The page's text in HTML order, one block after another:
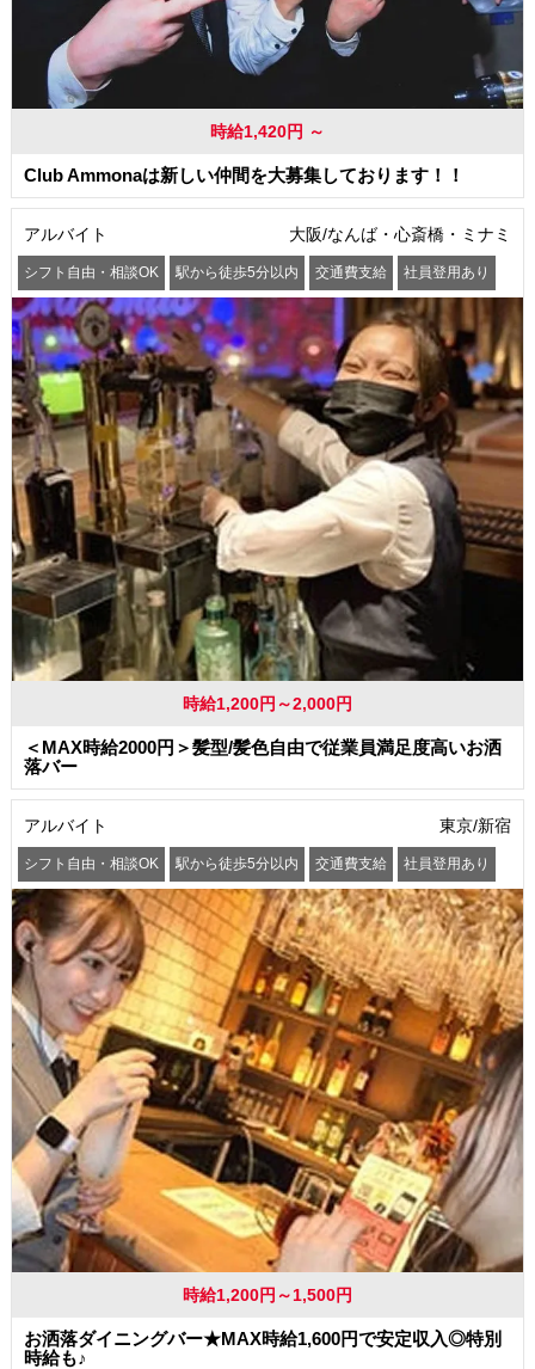
時給1,420円 ～
Club Ammonaは新しい仲間を大募集しております！！
アルバイト 大阪/なんば・心斎橋・ミナミ
シフト自由・相談OK 駅から徒歩5分以内 交通費支給 社員登用あり
時給1,200円～2,000円
＜MAX時給2000円＞髪型/髪色自由で従業員満足度高いお洒
落バー
アルバイト 東京/新宿
シフト自由・相談OK 駅から徒歩5分以内 交通費支給 社員登用あり
時給1,200円～1,500円
お洒落ダイニングバー★MAX時給1,600円で安定収入◎特別
時給も♪